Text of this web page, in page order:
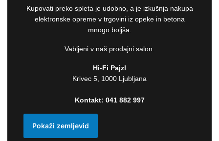
Kupovati preko spleta je udobno, a je izkušnja nakupa
elektronske opreme v trgovini iz opeke in betona
mnogo boljša.
Vabljeni v naš prodajni salon.
Hi-Fi Pajzl
Krivec 5, 1000 Ljubljana
Kontakt: 041 882 997
Pokaži zemljevid